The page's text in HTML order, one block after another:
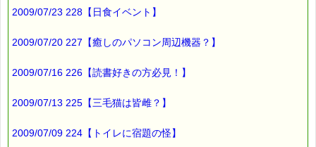
お客様からのご投稿もお待ちしています。
*****@pass-thyme.com
━━━━━━━━☆
ｅクーポン：****-******
タイプ ：くじタイプ★高確率★
───────────────────────────────
2009/07/23 228【日食イベント】
2009/07/20 227【癒しのパソコン周辺機器？】
2009/07/16 226【読書好きの方必見！】
2009/07/13 225【三毛猫は皆雌？】
2009/07/09 224【トイレに宿題の怪】